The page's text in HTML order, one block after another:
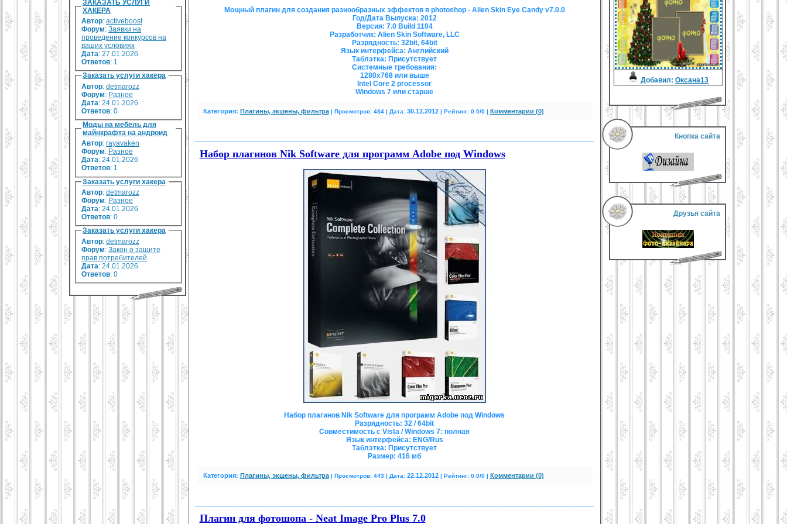
ЗАКАЗАТЬ УСЛУГИ
ХАКЕРА
Автор: activeboost
Форум: Заявки на
проведение конкурсов на
ваших условиях
Дата: 27.01.2026
Ответов: 1
Заказать услуги хакера
Автор: detmarozz
Форум: Разное
Дата: 24.01.2026
Ответов: 0
Моды на мебель для
майнкрафта на андроид
Автор: rayavaken
Форум: Разное
Дата: 24.01.2026
Ответов: 1
Заказать услуги хакера
Автор: detmarozz
Форум: Разное
Дата: 24.01.2026
Ответов: 0
Заказать услуги хакера
Автор: detmarozz
Форум: Закон о защите
прав потребителей
Дата: 24.01.2026
Ответов: 0
Мощный плагин для создания разнообразных эффектов в photoshop - Alien Skin Eye Candy v7.0.0
Год/Дата Выпуска: 2012
Версия: 7.0 Build 1104
Разработчик: Alien Skin Software, LLC
Разрядность: 32bit, 64bit
Язык интерфейса: Английский
Таблэтка: Присутствует
Системные требования:
1280x768 или выше
Intel Core 2 processor
Windows 7 или старше
Категория: Плагины, экшены, фильтра| Просмотров: 484 | Дата: 30.12.2012 | Рейтинг: 0.0/0 | Комментарии (0)
Набор плагинов Nik Software для программ Adobe под Windows
Набор плагинов Nik Software для программ Adobe под Windows
Разрядность: 32 / 64bit
Совместимость с Vista / Windows 7: полная
Язык интерфейса: ENG/Rus
Таблэтка: Присутствует
Размер: 416 мб
Категория: Плагины, экшены, фильтра| Просмотров: 443 | Дата: 22.12.2012 | Рейтинг: 0.0/0 | Комментарии (0)
Плагин для фотошопа - Neat Image Pro Plus 7.0
Добавил: Оксана13
Кнопка сайта
Друзья сайта